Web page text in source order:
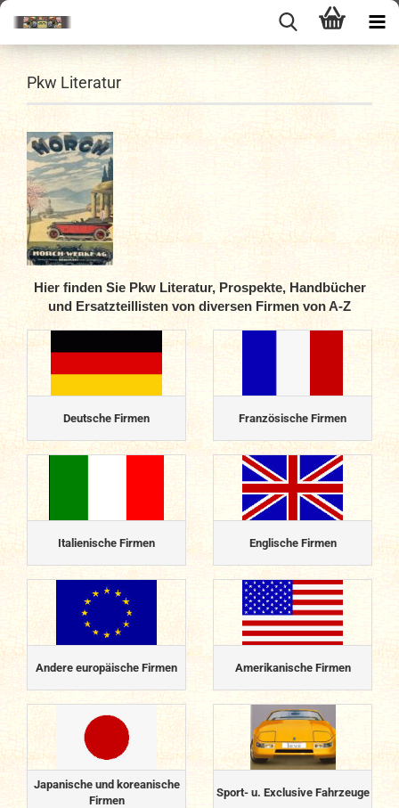
Pkw Literatur
Hier finden Sie Pkw Literatur, Prospekte, Handbücher
und Ersatzteillisten von diversen Firmen von A-Z
Deutsche Firmen Französische Firmen
Italienische Firmen Englische Firmen
Andere europäische Firmen Amerikanische Firmen
Japanische und koreanische
Firmen
Sport- u. Exclusive Fahrzeuge